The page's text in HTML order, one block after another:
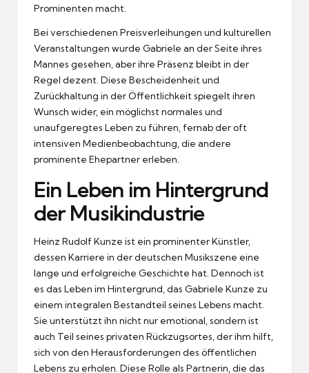
Prominenten macht.
Bei verschiedenen Preisverleihungen und kulturellen
Veranstaltungen wurde Gabriele an der Seite ihres
Mannes gesehen, aber ihre Präsenz bleibt in der
Regel dezent. Diese Bescheidenheit und
Zurückhaltung in der Öffentlichkeit spiegelt ihren
Wunsch wider, ein möglichst normales und
unaufgeregtes Leben zu führen, fernab der oft
intensiven Medienbeobachtung, die andere
prominente Ehepartner erleben.
Ein Leben im Hintergrund
der Musikindustrie
Heinz Rudolf Kunze ist ein prominenter Künstler,
dessen Karriere in der deutschen Musikszene eine
lange und erfolgreiche Geschichte hat. Dennoch ist
es das Leben im Hintergrund, das Gabriele Kunze zu
einem integralen Bestandteil seines Lebens macht.
Sie unterstützt ihn nicht nur emotional, sondern ist
auch Teil seines privaten Rückzugsortes, der ihm hilft,
sich von den Herausforderungen des öffentlichen
Lebens zu erholen. Diese Rolle als Partnerin, die das